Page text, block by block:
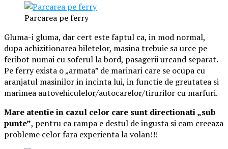
Parcarea pe ferry
Gluma-i gluma, dar cert este faptul ca, in mod normal,
dupa achizitionarea biletelor, masina trebuie sa urce pe
feribot numai cu soferul la bord, pasagerii urcand separat.
Pe ferry exista o „armata” de marinari care se ocupa cu
aranjatul masinilor in incinta lui, in functie de greutatea si
marimea autovehiculelor/autocarelor/tirurilor cu marfuri.
Mare atentie in cazul celor care sunt directionati „sub
punte”, pentru ca rampa e destul de ingusta si cam creeaza
probleme celor fara experienta la volan!!!